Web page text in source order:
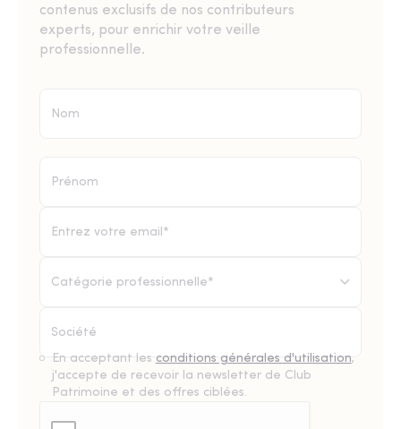
contenus exclusifs de nos contributeurs
experts, pour enrichir votre veille
professionnelle.
Catégorie professionnelle*
En acceptant les conditions générales d'utilisation,
j'accepte de recevoir la newsletter de Club
Patrimoine et des offres ciblées.